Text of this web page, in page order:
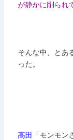
が静かに削られ
そんな中、とあ
った。
高田
「モンモ